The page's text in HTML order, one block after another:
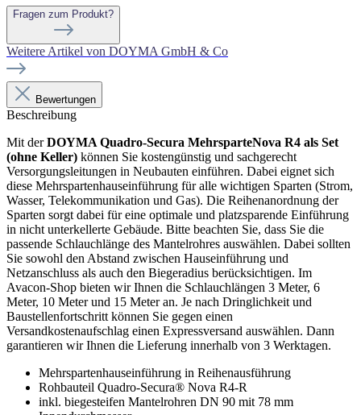
Fragen zum Produkt?
Weitere Artikel von DOYMA GmbH & Co
Bewertungen
Beschreibung
Mit derDOYMA Quadro-Secura MehrsparteNova R4 als Set
(ohne Keller) können Sie kostengünstig und sachgerecht
Versorgungsleitungen in Neubauten einführen. Dabei eignet sich
diese Mehrspartenhauseinführung für alle wichtigen Sparten (Strom,
Wasser, Telekommunikation und Gas). Die Reihenanordnung der
Sparten sorgt dabei für eine optimale und platzsparende Einführung
in nicht unterkellerte Gebäude. Bitte beachten Sie, dass Sie die
passende Schlauchlänge des Mantelrohres auswählen. Dabei sollten
Sie sowohl den Abstand zwischen Hauseinführung und
Netzanschluss als auch den Biegeradius berücksichtigen. Im
Avacon-Shop bieten wir Ihnen die Schlauchlängen 3 Meter, 6
Meter, 10 Meter und 15 Meter an. Je nach Dringlichkeit und
Baustellenfortschritt können Sie gegen einen
Versandkostenaufschlag einen Expressversand auswählen. Dann
garantieren wir Ihnen die Lieferung innerhalb von 3 Werktagen.
Mehrspartenhauseinführung in Reihenausführung
Rohbauteil Quadro-Secura® Nova R4-R
inkl. biegesteifen Mantelrohren DN 90 mit 78 mm